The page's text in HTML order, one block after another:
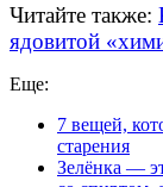
Читайте также:
ядовитой
Еще:
7 вещей,
старения
Зелёнка —